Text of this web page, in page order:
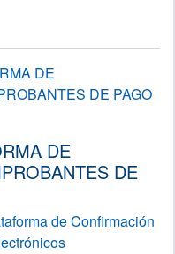
DE
DE PAGO
DE
DE
de Confirmación